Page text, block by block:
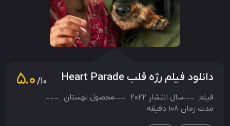
دانلود فیلم رژه قلب Heart Parade 5.0/10
فیلم سال انتشار 2022 محصول لهستان
مدت زمان 108 دقیقه